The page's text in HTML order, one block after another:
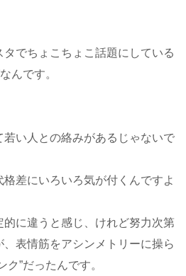
でちょこちょこ話題にしている
んです。
い人との絡みがあるじゃないで
差にいろいろ気が付くんですよ
に違うと感じ、けれど努力次第
表情筋をアシンメトリーに操ら
ク”だったんです。